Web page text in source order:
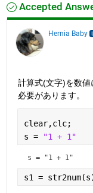
Accepted
Hernia Baby
計算式(文字)を数
必要があります。
clear,clc;
s =
"1 + 1"
s = "1 + 1"
s1 =